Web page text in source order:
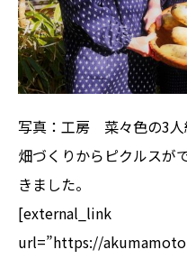
写真：工房 菜々色の3人
畑づくりからピクルスが
きました。
[external_link
url=”https://